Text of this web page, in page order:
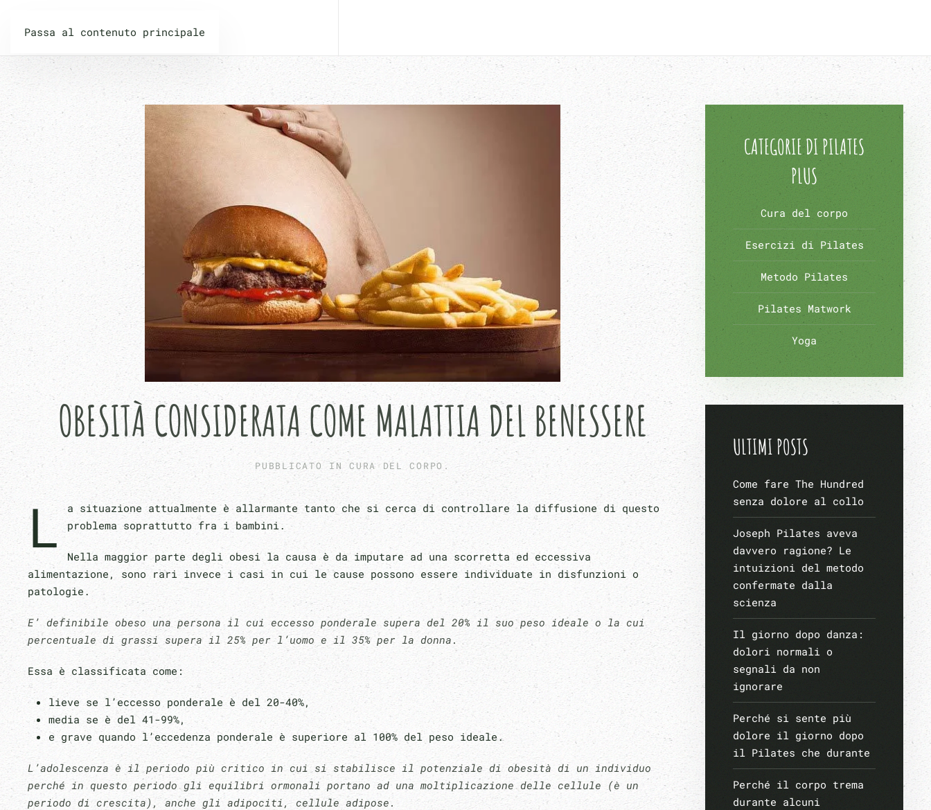
Passa al contenuto principale
PILATES PLUS
OBESITÀ CONSIDERATA COME MALATTIA DEL BENESSERE
PUBBLICATO INCURA DEL CORPO .
L
a situazione attualmente è allarmante tanto che si cerca di controllare la diffusione di questo
problema soprattutto fra i bambini.
Nella maggior parte degli obesi la causa è da imputare ad una scorretta ed eccessiva
alimentazione, sono rari invece i casi in cui le cause possono essere individuate in disfunzioni o
patologie.
E’ definibile obeso una persona il cui eccesso ponderale supera del 20% il suo peso ideale o la cui
percentuale di grassi supera il 25% per l’uomo e il 35% per la donna.
Essa è classificata come:
lieve se l’eccesso ponderale è del 20-40%,
media se è del 41-99%,
e grave quando l’eccedenza ponderale è superiore al 100% del peso ideale.
L’adolescenza è il periodo più critico in cui si stabilisce il potenziale di obesità di un individuo
perché in questo periodo gli equilibri ormonali portano ad una moltiplicazione delle cellule (è un
periodo di crescita), anche gli adipociti, cellule adipose.
CATEGORIE DI PILATES
PLUS
Cura del corpo
Esercizi di Pilates
Metodo Pilates
Pilates Matwork
Yoga
ULTIMI POSTS
Come fare The Hundred
senza dolore al collo
Joseph Pilates aveva
davvero ragione? Le
intuizioni del metodo
confermate dalla
scienza
Il giorno dopo danza:
dolori normali o
segnali da non
ignorare
Perché si sente più
dolore il giorno dopo
il Pilates che durante
Perché il corpo trema
durante alcuni